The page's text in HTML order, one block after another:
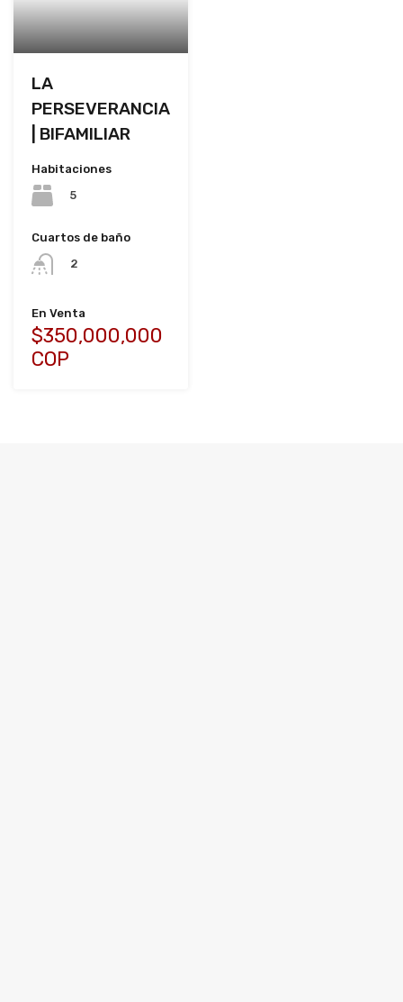
LA
PERSEVERANCIA
| BIFAMILIAR
Habitaciones
5
Cuartos de baño
2
En Venta
$350,000,000
COP